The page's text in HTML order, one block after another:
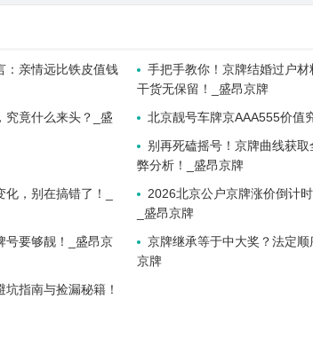
：亲情远比铁皮值钱
手把手教你！京牌结婚过户
干货无保留！_盛昂京牌
究竟什么来头？_盛
北京靓号车牌京AAA555价值
别再死磕摇号！京牌曲线获
弊分析！_盛昂京牌
，别在搞错了！_
2026北京公户京牌涨价倒计
_盛昂京牌
号要够靓！_盛昂京
京牌继承等于中大奖？法定
京牌
指南与捡漏秘籍！